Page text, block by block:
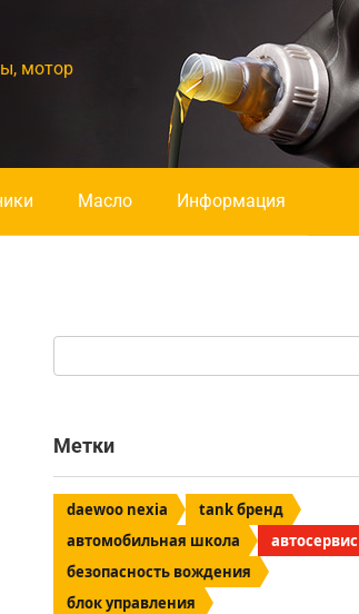
мотор
Масло Информация
Метки
daewoo nexia
tank бренд
автомобильная школа
автосервис
безопасность вождения
блок управления